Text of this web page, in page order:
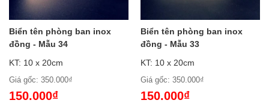
Biển tên phòng ban inox
đồng - Mẫu 34
KT: 10 x 20cm
Giá gốc: 350.000₫
150.000₫
Biển tên phòng ban inox
đồng - Mẫu 33
KT: 10 x 20cm
Giá gốc: 350.000₫
150.000₫